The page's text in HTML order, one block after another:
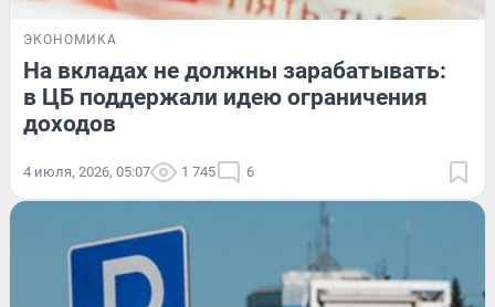
ЭКОНОМИКА
На вкладах не должны зарабатывать:
в ЦБ поддержали идею ограничения
доходов
4 июля, 2026, 05:07 1 745 6